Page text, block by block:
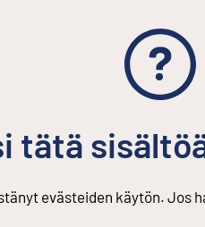
tätä
evästeiden käytön. Jos